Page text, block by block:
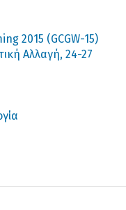
2015 (GCGW-15)
Αλλαγή, 24-27